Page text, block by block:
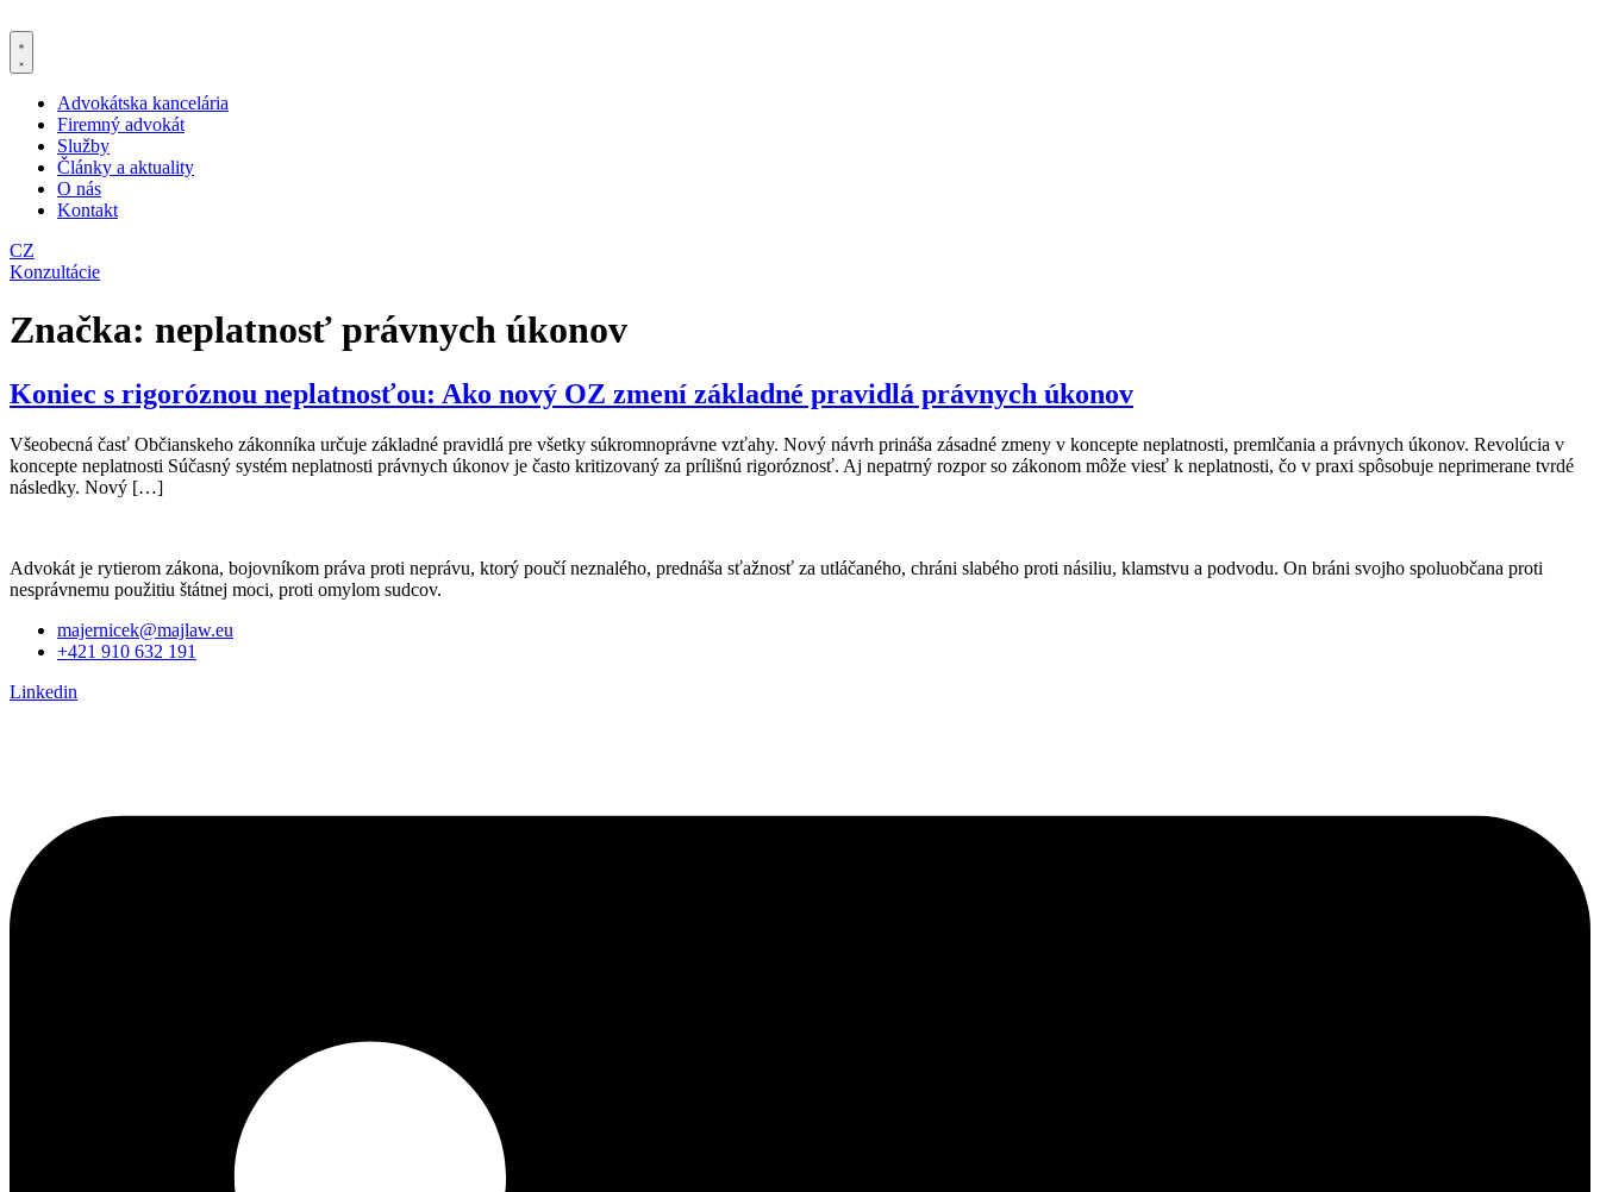
na
obsah
Advokátska kancelária
Firemný advokát
Služby
Články a aktuality
O nás
Kontakt
CZ
Konzultácie
Značka: neplatnosť právnych úkonov
Koniec s rigoróznou neplatnosťou: Ako nový OZ zmení základné pravidlá právnych úkonov
Všeobecná časť Občianskeho zákonníka určuje základné pravidlá pre všetky súkromnoprávne vzťahy. Nový návrh prináša zásadné zmeny v koncepte neplatnosti, premlčania a právnych úkonov. Revolúcia v
koncepte neplatnosti Súčasný systém neplatnosti právnych úkonov je často kritizovaný za prílišnú rigoróznosť. Aj nepatrný rozpor so zákonom môže viesť k neplatnosti, čo v praxi spôsobuje neprimerane tvrdé
následky. Nový […]
Advokát je rytierom zákona, bojovníkom práva proti neprávu, ktorý poučí neznalého, prednáša sťažnosť za utláčaného, chráni slabého proti násiliu, klamstvu a podvodu. On bráni svojho spoluobčana proti
nesprávnemu použitiu štátnej moci, proti omylom sudcov.
majernicek@majlaw.eu
+421 910 632 191
Linkedin